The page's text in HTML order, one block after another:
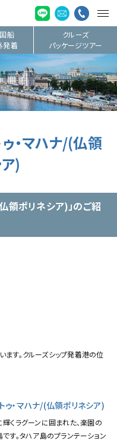
船
発着
クルーズ
パッケージツアー
・マハナ/(仏領
)
領ポリネシア)」のご紹
す。クルーズシップ発着港の位
ゥ・マハナ/(仏領ポリネシア)
輝くラグーンに囲まれた、楽園の
す。タハア島のプランテーション